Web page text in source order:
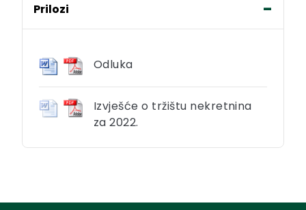
Prilozi
Odluka
Izvješće o tržištu nekretnina
za 2022.